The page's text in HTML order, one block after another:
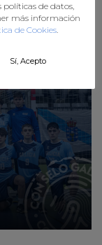
de datos,
más información
de Cookies.
Sí, Acepto